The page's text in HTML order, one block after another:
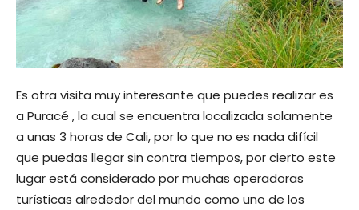
Es otra visita muy interesante que puedes realizar es
a Puracé , la cual se encuentra localizada solamente
a unas 3 horas de Cali, por lo que no es nada difícil
que puedas llegar sin contra tiempos, por cierto este
lugar está considerado por muchas operadoras
turísticas alrededor del mundo como uno de los